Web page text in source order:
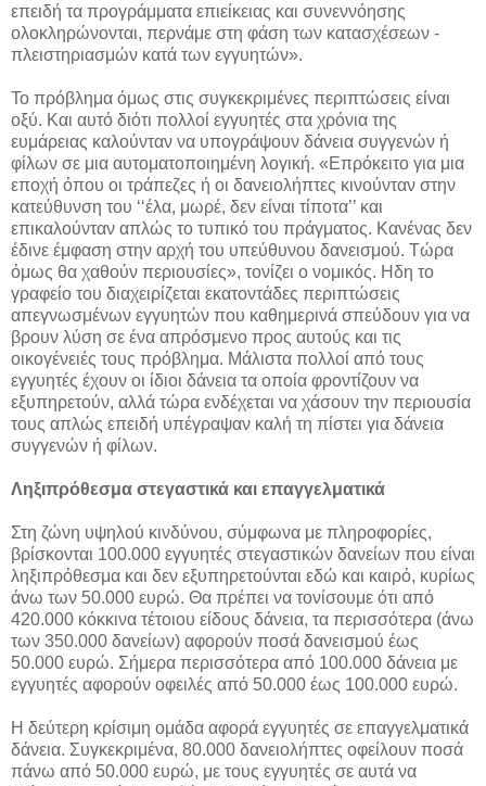
επειδή τα προγράμματα επιείκειας και συνεννόησης
ολοκληρώνονται, περνάμε στη φάση των κατασχέσεων -
πλειστηριασμών κατά των εγγυητών».
Το πρόβλημα όμως στις συγκεκριμένες περιπτώσεις είναι
οξύ. Και αυτό διότι πολλοί εγγυητές στα χρόνια της
ευμάρειας καλούνταν να υπογράψουν δάνεια συγγενών ή
φίλων σε μια αυτοματοποιημένη λογική. «Επρόκειτο για μια
εποχή όπου οι τράπεζες ή οι δανειολήπτες κινούνταν στην
κατεύθυνση του ‘‘έλα, μωρέ, δεν είναι τίποτα’’ και
επικαλούνταν απλώς το τυπικό του πράγματος. Κανένας δεν
έδινε έμφαση στην αρχή του υπεύθυνου δανεισμού. Τώρα
όμως θα χαθούν περιουσίες», τονίζει ο νομικός. Ηδη το
γραφείο του διαχειρίζεται εκατοντάδες περιπτώσεις
απεγνωσμένων εγγυητών που καθημερινά σπεύδουν για να
βρουν λύση σε ένα απρόσμενο προς αυτούς και τις
οικογένειές τους πρόβλημα. Μάλιστα πολλοί από τους
εγγυητές έχουν οι ίδιοι δάνεια τα οποία φροντίζουν να
εξυπηρετούν, αλλά τώρα ενδέχεται να χάσουν την περιουσία
τους απλώς επειδή υπέγραψαν καλή τη πίστει για δάνεια
συγγενών ή φίλων.
Ληξιπρόθεσμα στεγαστικά και επαγγελματικά
Στη ζώνη υψηλού κινδύνου, σύμφωνα με πληροφορίες,
βρίσκονται 100.000 εγγυητές στεγαστικών δανείων που είναι
ληξιπρόθεσμα και δεν εξυπηρετούνται εδώ και καιρό, κυρίως
άνω των 50.000 ευρώ. Θα πρέπει να τονίσουμε ότι από
420.000 κόκκινα τέτοιου είδους δάνεια, τα περισσότερα (άνω
των 350.000 δανείων) αφορούν ποσά δανεισμού έως
50.000 ευρώ. Σήμερα περισσότερα από 100.000 δάνεια με
εγγυητές αφορούν οφειλές από 50.000 έως 100.000 ευρώ.
Η δεύτερη κρίσιμη ομάδα αφορά εγγυητές σε επαγγελματικά
δάνεια. Συγκεκριμένα, 80.000 δανειολήπτες οφείλουν ποσά
πάνω από 50.000 ευρώ, με τους εγγυητές σε αυτά να